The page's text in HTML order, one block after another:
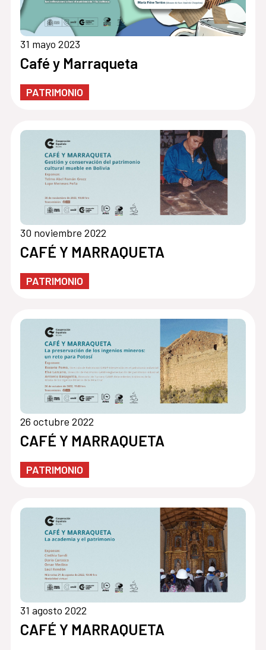
31 mayo 2023
Café y Marraqueta
PATRIMONIO
30 noviembre 2022
CAFÉ Y MARRAQUETA
PATRIMONIO
26 octubre 2022
CAFÉ Y MARRAQUETA
PATRIMONIO
31 agosto 2022
CAFÉ Y MARRAQUETA